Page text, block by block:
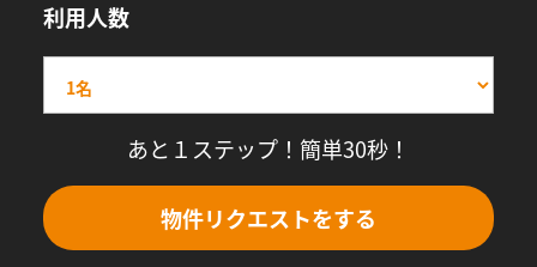
利用人数
あと１ステップ！簡単30秒！
物件リクエストをする